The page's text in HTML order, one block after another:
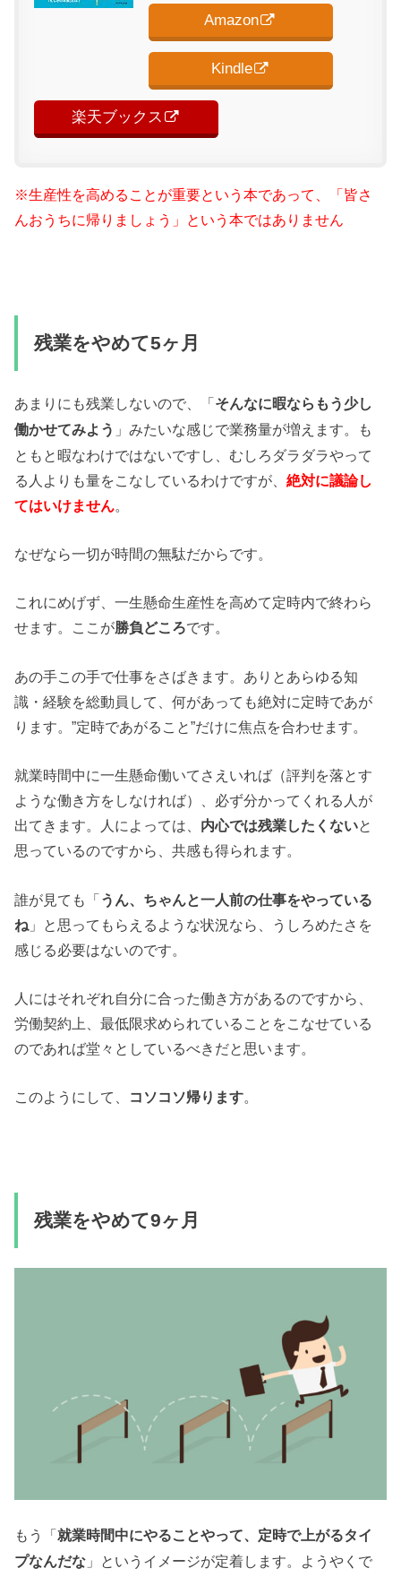
Amazon
Kindle
楽天ブックス
※生産性を高めることが重要という本であって、「皆さ
んおうちに帰りましょう」という本ではありません
残業をやめて5ヶ月
あまりにも残業しないので、「そんなに暇ならもう少し
働かせてみよう 」みたいな感じで業務量が増えます。も
ともと暇なわけではないですし、むしろダラダラやって
る人よりも量をこなしているわけですが、絶対に議論し
てはいけません。
なぜなら一切が時間の無駄だからです。
これにめげず、一生懸命生産性を高めて定時内で終わら
せます。ここが勝負どころです。
あの手この手で仕事をさばきます。ありとあらゆる知
識・経験を総動員して、何があっても絶対に定時であが
ります。”定時であがること”だけに焦点を合わせます。
就業時間中に一生懸命働いてさえいれば（評判を落とす
ような働き方をしなければ）、必ず分かってくれる人が
出てきます。人によっては、 内心では残業したくないと
思っているのですから、共感も得られます。
誰が見ても「うん、ちゃんと一人前の仕事をやっている
ね 」と思ってもらえるような状況なら、うしろめたさを
感じる必要はないのです。
人にはそれぞれ自分に合った働き方があるのですから、
労働契約上、最低限求められていることをこなせている
のであれば堂々としているべきだと思います。
このようにして、 コソコソ帰ります。
残業をやめて9ヶ月
もう「就業時間中にやることやって、定時で上がるタイ
プなんだな 」というイメージが定着します。ようやくで